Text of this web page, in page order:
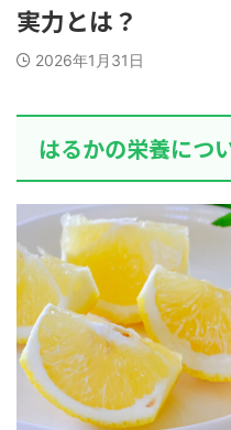
実力とは？
2026年1月31日
はるかの栄養につ